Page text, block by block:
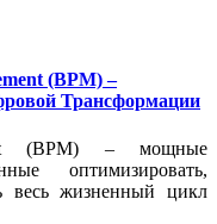
(BPM) –
Трансформации
(BPM) – мощные
оптимизировать,
весь жизненный цикл